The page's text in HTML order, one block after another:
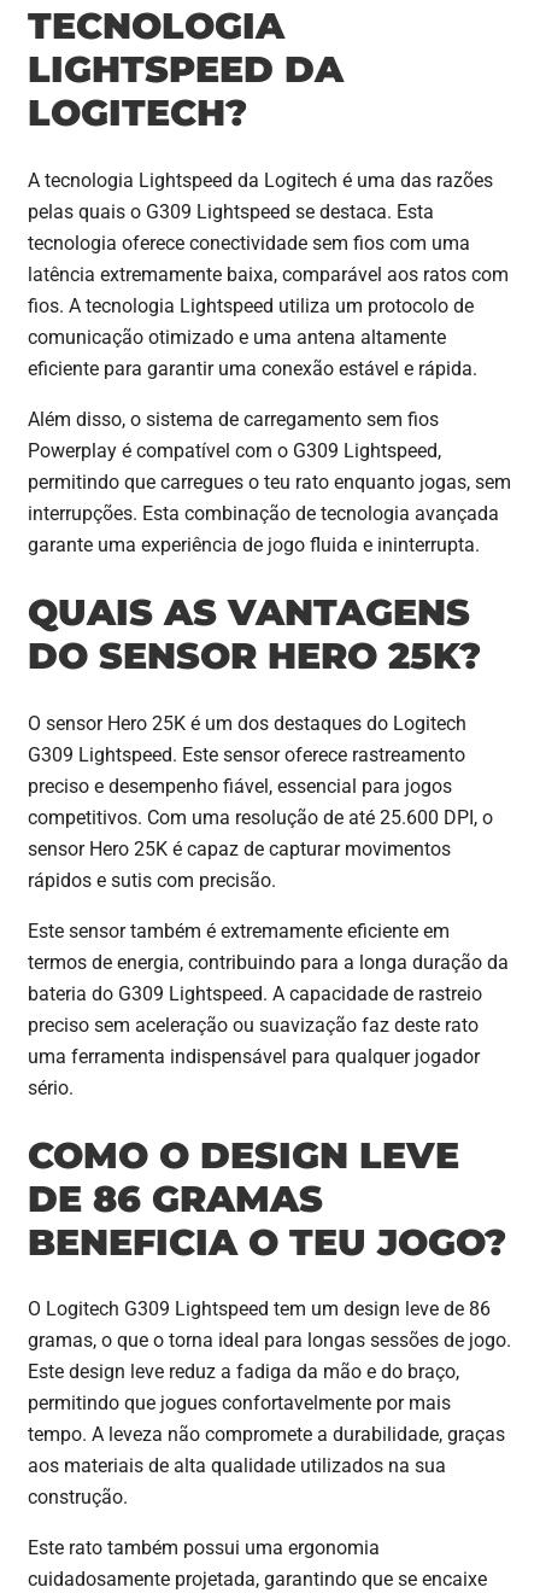
TECNOLOGIA
LIGHTSPEED DA
LOGITECH?
A tecnologia Lightspeed da Logitech é uma das razões
pelas quais o G309 Lightspeed se destaca. Esta
tecnologia oferece conectividade sem fios com uma
latência extremamente baixa, comparável aos ratos com
fios. A tecnologia Lightspeed utiliza um protocolo de
comunicação otimizado e uma antena altamente
eficiente para garantir uma conexão estável e rápida.
Além disso, o sistema de carregamento sem fios
Powerplay é compatível com o G309 Lightspeed,
permitindo que carregues o teu rato enquanto jogas, sem
interrupções. Esta combinação de tecnologia avançada
garante uma experiência de jogo fluida e ininterrupta.
QUAIS AS VANTAGENS
DO SENSOR HERO 25K?
O sensor Hero 25K é um dos destaques do Logitech
G309 Lightspeed. Este sensor oferece rastreamento
preciso e desempenho fiável, essencial para jogos
competitivos. Com uma resolução de até 25.600 DPI, o
sensor Hero 25K é capaz de capturar movimentos
rápidos e sutis com precisão.
Este sensor também é extremamente eficiente em
termos de energia, contribuindo para a longa duração da
bateria do G309 Lightspeed. A capacidade de rastreio
preciso sem aceleração ou suavização faz deste rato
uma ferramenta indispensável para qualquer jogador
sério.
COMO O DESIGN LEVE
DE 86 GRAMAS
BENEFICIA O TEU JOGO?
O Logitech G309 Lightspeed tem um design leve de 86
gramas, o que o torna ideal para longas sessões de jogo.
Este design leve reduz a fadiga da mão e do braço,
permitindo que jogues confortavelmente por mais
tempo. A leveza não compromete a durabilidade, graças
aos materiais de alta qualidade utilizados na sua
construção.
Este rato também possui uma ergonomia
cuidadosamente projetada, garantindo que se encaixe